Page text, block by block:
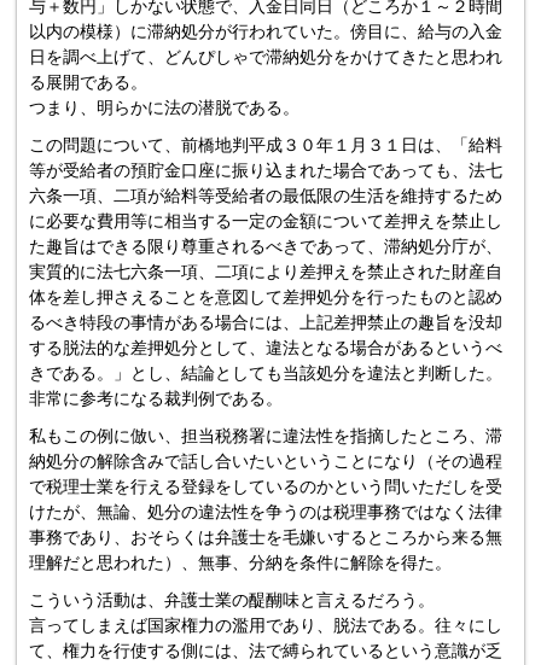
与＋数円」しかない状態で、入金日同日（どころか１～２時間
以内の模様）に滞納処分が行われていた。傍目に、給与の入金
日を調べ上げて、どんぴしゃで滞納処分をかけてきたと思われ
る展開である。
つまり、明らかに法の潜脱である。
この問題について、前橋地判平成３０年１月３１日は、「給料
等が受給者の預貯金口座に振り込まれた場合であっても、法七
六条一項、二項が給料等受給者の最低限の生活を維持するため
に必要な費用等に相当する一定の金額について差押えを禁止し
た趣旨はできる限り尊重されるべきであって、滞納処分庁が、
実質的に法七六条一項、二項により差押えを禁止された財産自
体を差し押さえることを意図して差押処分を行ったものと認め
るべき特段の事情がある場合には、上記差押禁止の趣旨を没却
する脱法的な差押処分として、違法となる場合があるというべ
きである。」とし、結論としても当該処分を違法と判断した。
非常に参考になる裁判例である。
私もこの例に倣い、担当税務署に違法性を指摘したところ、滞
納処分の解除含みで話し合いたいということになり（その過程
で税理士業を行える登録をしているのかという問いただしを受
けたが、無論、処分の違法性を争うのは税理事務ではなく法律
事務であり、おそらくは弁護士を毛嫌いするところから来る無
理解だと思われた）、無事、分納を条件に解除を得た。
こういう活動は、弁護士業の醍醐味と言えるだろう。
言ってしまえば国家権力の濫用であり、脱法である。往々にし
て、権力を行使する側には、法で縛られているという意識が乏